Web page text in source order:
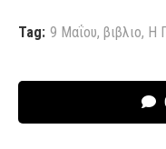
Tag: 9 Μαΐου, βιβλιο, Η